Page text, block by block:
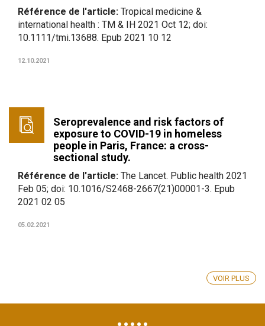
Référence de l'article: Tropical medicine &
international health : TM & IH 2021 Oct 12; doi:
10.1111/tmi.13688. Epub 2021 10 12
12.10.2021
Seroprevalence and risk factors of
exposure to COVID-19 in homeless
people in Paris, France: a cross-
sectional study.
Référence de l'article: The Lancet. Public health 2021
Feb 05; doi: 10.1016/S2468-2667(21)00001-3. Epub
2021 02 05
05.02.2021
VOIR PLUS